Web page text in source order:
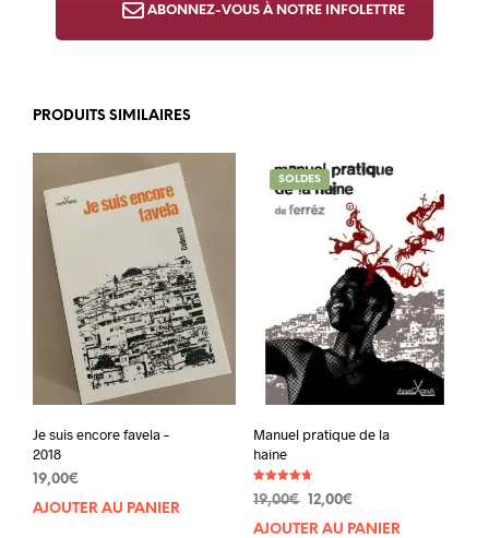
ABONNEZ-VOUS À NOTRE INFOLETTRE
PRODUITS SIMILAIRES
Je suis encore favela –
2018
19,00€
AJOUTER AU PANIER
SOLDES
Manuel pratique de la
haine
4.78
19,00€ Le
prix
12,00€Le
prix
AJOUTER AU PANIER